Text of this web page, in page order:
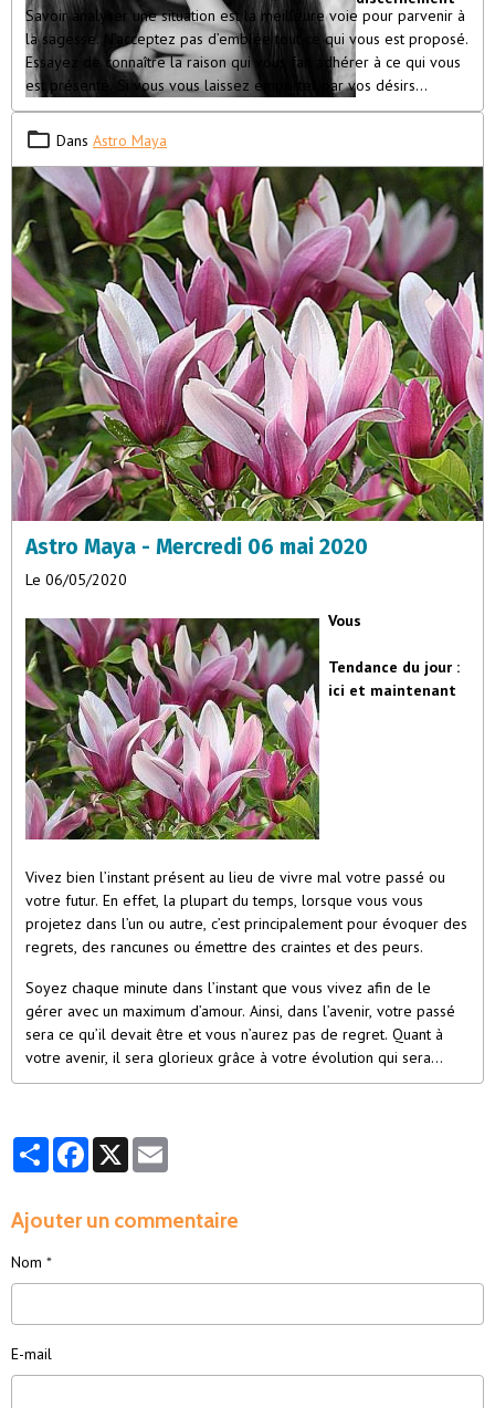
Savoir analyser une situation est la meilleure voie pour parvenir à
la sagesse. N’acceptez pas d’emblée tout ce qui vous est proposé.
Essayez de connaître la raison qui vous fait adhérer à ce qui vous
est présenté. Si vous vous laissez emporter par vos désirs
personnels, vous saurez que vous cherchez à flatter votre ego.
Vous vous dirigerez alors dans le domaine de l’illusion car votre
état émotionnel vous cachera la réalité. Mieux vaut faire taire vos
passions et écouter votre voix intérieure. Vous détenez la sagesse
mais elle est trop souvent étouffée par vos désirs.
Dans Astro Maya
Astro Maya - Mercredi 06 mai 2020
Le 06/05/2020
Vous
Tendance du jour :
ici et maintenant
Vivez bien l’instant présent au lieu de vivre mal votre passé ou
votre futur. En effet, la plupart du temps, lorsque vous vous
projetez dans l’un ou autre, c’est principalement pour évoquer des
regrets, des rancunes ou émettre des craintes et des peurs.
Soyez chaque minute dans l’instant que vous vivez afin de le
gérer avec un maximum d’amour. Ainsi, dans l’avenir, votre passé
sera ce qu’il devait être et vous n’aurez pas de regret. Quant à
votre avenir, il sera glorieux grâce à votre évolution qui sera
constante.
PartagerFacebook
X
Ajouter un commentaire
Nom
E-mail